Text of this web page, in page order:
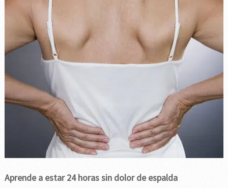
Aprende a estar 24 horas sin dolor de espalda